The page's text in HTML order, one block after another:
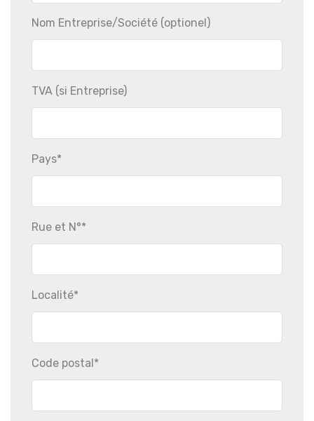
Nom Entreprise/Société (optionel)
TVA (si Entreprise)
Pays*
Rue et N°*
Localité*
Code postal*